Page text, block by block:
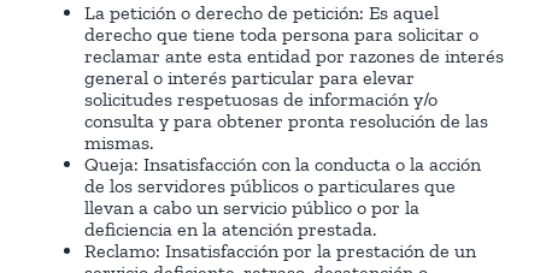
La petición o derecho de petición: Es aquel
derecho que tiene toda persona para solicitar o
reclamar ante esta entidad por razones de interés
general o interés particular para elevar
solicitudes respetuosas de información y/o
consulta y para obtener pronta resolución de las
mismas.
Queja: Insatisfacción con la conducta o la acción
de los servidores públicos o particulares que
llevan a cabo un servicio público o por la
deficiencia en la atención prestada.
Reclamo: Insatisfacción por la prestación de un